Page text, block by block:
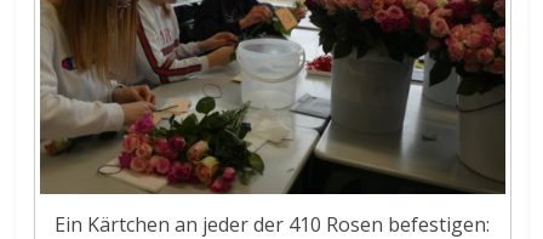
Ein Kärtchen an jeder der 410 Rosen befestigen: